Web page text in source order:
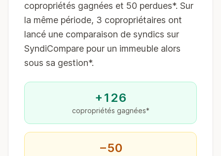
copropriétés gagnées et 50 perdues*. Sur
la même période, 3 copropriétaires ont
lancé une comparaison de syndics sur
SyndiCompare pour un immeuble alors
sous sa gestion*.
+126
copropriétés gagnées*
−50